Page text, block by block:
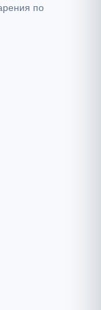
по